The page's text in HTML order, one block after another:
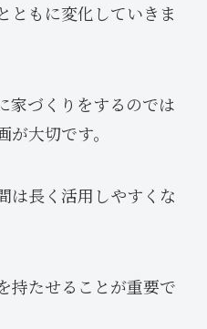
ともに変化していきま
家づくりをするのでは
大切です。
は長く活用しやすくな
持たせることが重要で